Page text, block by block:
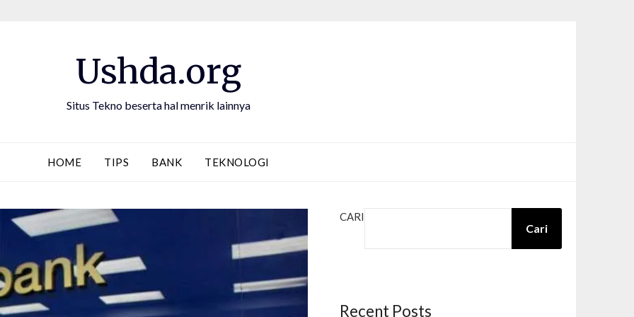
Ushda.org
Situs Tekno beserta hal menrik lainnya
HOME TIPS BANK TEKNOLOGI
CARI
Cari
Recent Posts